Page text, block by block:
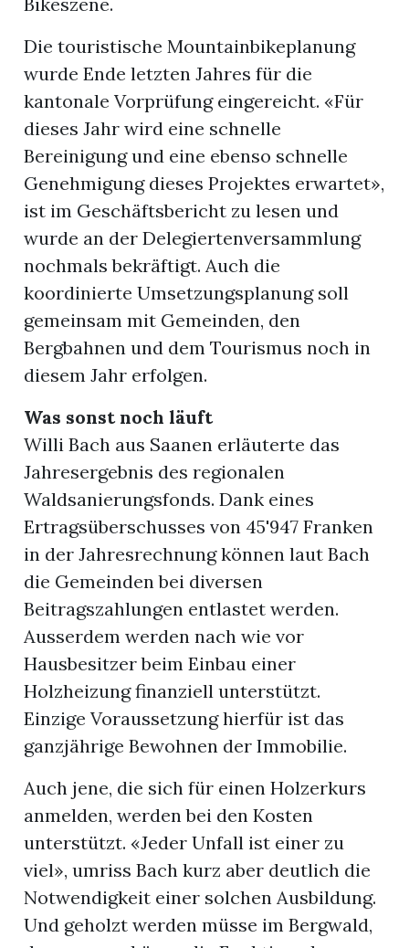
Die touristische Mountainbikeplanung
wurde Ende letzten Jahres für die
kantonale Vorprüfung eingereicht. «Für
dieses Jahr wird eine schnelle
Bereinigung und eine ebenso schnelle
Genehmigung dieses Projektes erwartet»,
ist im Geschäftsbericht zu lesen und
wurde an der Delegiertenversammlung
nochmals bekräftigt. Auch die
koordinierte Umsetzungsplanung soll
gemeinsam mit Gemeinden, den
Bergbahnen und dem Tourismus noch in
diesem Jahr erfolgen.
Was sonst noch läuft
Willi Bach aus Saanen erläuterte das
Jahresergebnis des regionalen
Waldsanierungsfonds. Dank eines
Ertragsüberschusses von 45'947 Franken
in der Jahresrechnung können laut Bach
die Gemeinden bei diversen
Beitragszahlungen entlastet werden.
Ausserdem werden nach wie vor
Hausbesitzer beim Einbau einer
Holzheizung finanziell unterstützt.
Einzige Voraussetzung hierfür ist das
ganzjährige Bewohnen der Immobilie.
Auch jene, die sich für einen Holzerkurs
anmelden, werden bei den Kosten
unterstützt. «Jeder Unfall ist einer zu
viel», umriss Bach kurz aber deutlich die
Notwendigkeit einer solchen Ausbildung.
Und geholzt werden müsse im Bergwald,